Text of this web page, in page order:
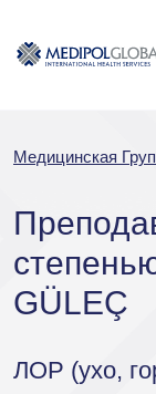
Медицинская
GÜLEÇ
ЛОР (ухо,